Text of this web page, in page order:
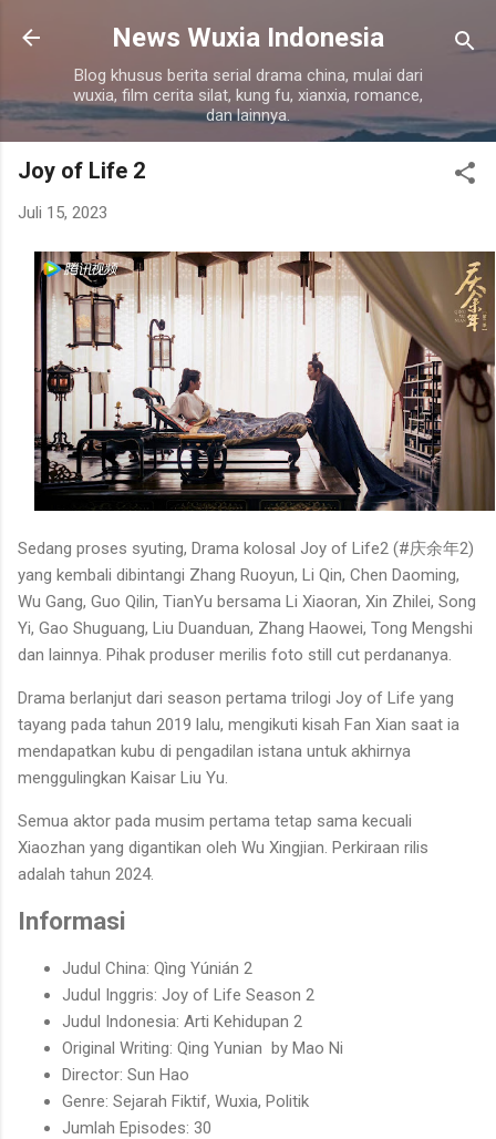
Langsung ke konten utama
News Wuxia Indonesia
Blog khusus berita serial drama china, mulai dari
wuxia, film cerita silat, kung fu, xianxia, romance,
dan lainnya.
Joy of Life 2
Juli 15, 2023
Sedang proses syuting, Drama kolosal Joy of Life2 (#庆余年2)
yang kembali dibintangi Zhang Ruoyun, Li Qin, Chen Daoming,
Wu Gang, Guo Qilin, TianYu bersama Li Xiaoran, Xin Zhilei, Song
Yi, Gao Shuguang, Liu Duanduan, Zhang Haowei, Tong Mengshi
dan lainnya. Pihak produser merilis foto still cut perdananya.
Drama berlanjut dari season pertama trilogi Joy of Life yang
tayang pada tahun 2019 lalu, mengikuti kisah Fan Xian saat ia
mendapatkan kubu di pengadilan istana untuk akhirnya
menggulingkan Kaisar Liu Yu.
Semua aktor pada musim pertama tetap sama kecuali
Xiaozhan yang digantikan oleh Wu Xingjian. Perkiraan rilis
adalah tahun 2024.
Informasi
Judul China: Qìng Yúnián 2
Judul Inggris: Joy of Life Season 2
Judul Indonesia: Arti Kehidupan 2
Original Writing: Qing Yunian by Mao Ni
Director: Sun Hao
Genre: Sejarah Fiktif, Wuxia, Politik
Jumlah Episodes: 30